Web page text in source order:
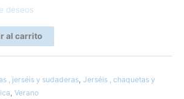
deseos
al carrito
, jerséis y sudaderas Jerséis , chaquetas y
Verano